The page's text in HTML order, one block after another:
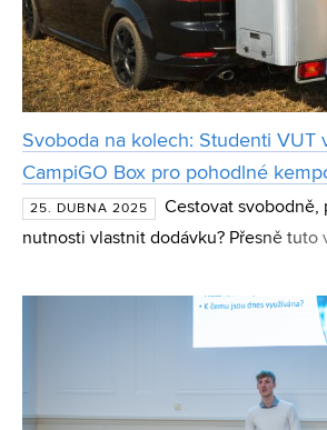
Svoboda na kolech: Studenti VUT
CampiGO Box pro pohodlné
25. DUBNA 2025
Cestovat svobodně,
nutnosti vlastnit dodávku? Přesně tuto
je CampiGO Box – inovativní